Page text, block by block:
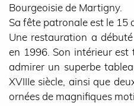
Bourgeoisie de Martigny.
Sa fête patronale est le 15
Une restauration a
en 1996. Son intérieur
admirer un superbe
XVIIIe siècle, ainsi que
ornées de magnifiques